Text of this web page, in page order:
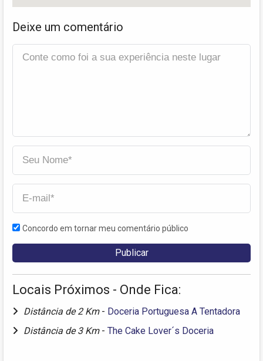
Deixe um comentário
Concordo em tornar meu comentário público
Locais Próximos - Onde Fica:
Distância de 2 Km - Doceria Portuguesa A Tentadora
Distância de 3 Km - The Cake Lover´s Doceria